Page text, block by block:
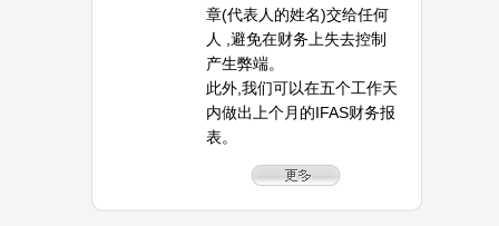
章(代表人的姓名)交给任何
人 ,避免在财务上失去控制
产生弊端。
此外,我们可以在五个工作天
内做出上个月的IFAS财务报
表。